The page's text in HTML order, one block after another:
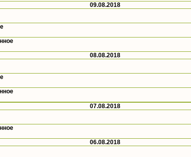
09.08.2018
08.08.2018
07.08.2018
06.08.2018